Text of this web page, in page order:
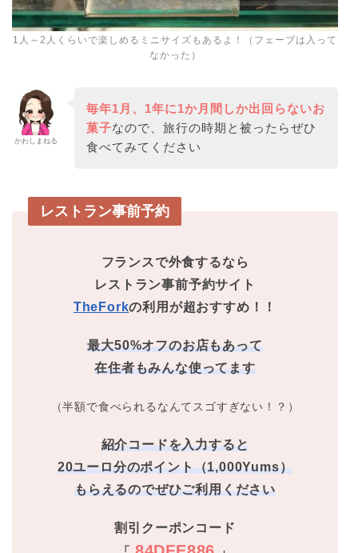
1人～2人くらいで楽しめるミニサイズもあるよ！（フェーブは入って
なかった）
かわしまねる
毎年1月、1年に1か月間しか出回らないお
菓子なので、旅行の時期と被ったらぜひ
食べてみてください
レストラン事前予約
フランスで外食するなら
レストラン事前予約サイト
TheForkの利用が超おすすめ！！
最大50%オフのお店もあって
在住者もみんな使ってます
（半額で食べられるなんてスゴすぎない！？）
紹介コードを入力すると
20ユーロ分のポイント（1,000Yums）
もらえるのでぜひご利用ください
割引クーポンコード